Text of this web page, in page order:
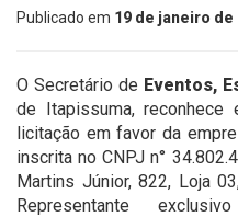
Publicado em 19 de janeiro de
O Secretário de Eventos,
de Itapissuma,
licitação em favor da
inscrita no CNPJ n°
Martins Júnior, 822, Loja
Representante